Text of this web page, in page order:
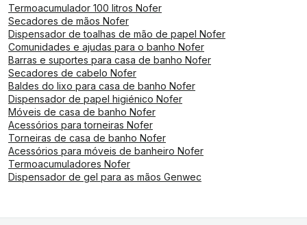
Termoacumulador 100 litros Nofer
Secadores de mãos Nofer
Dispensador de toalhas de mão de papel Nofer
Comunidades e ajudas para o banho Nofer
Barras e suportes para casa de banho Nofer
Secadores de cabelo Nofer
Baldes do lixo para casa de banho Nofer
Dispensador de papel higiénico Nofer
Móveis de casa de banho Nofer
Acessórios para torneiras Nofer
Torneiras de casa de banho Nofer
Acessórios para móveis de banheiro Nofer
Termoacumuladores Nofer
Dispensador de gel para as mãos Genwec